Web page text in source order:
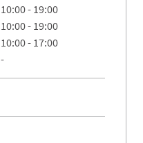
10:00 - 19:00
10:00 - 19:00
10:00 - 17:00
-